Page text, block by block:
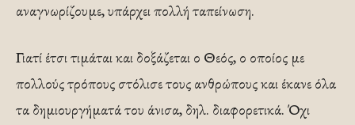
αναγνωρίζουμε, υπάρχει πολλή ταπείνωση.
Γιατί έτσι τιμάται και δοξάζεται ο Θεός, ο οποίος με
πολλούς τρόπους στόλισε τους ανθρώπους και έκανε όλα
τα δημιουργήματά του άνισα, δηλ. διαφορετικά. Όχι